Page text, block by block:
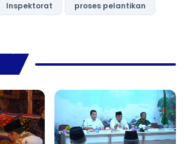
Inspektorat proses pelantikan